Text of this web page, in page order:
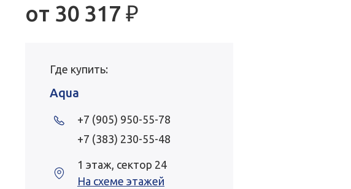
от 30 317 ₽
Где купить:
Aqua
+7 (905) 950-55-78
+7 (383) 230-55-48
1 этаж, сектор 24
На схеме этажей